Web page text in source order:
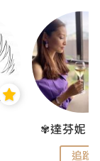
追蹤